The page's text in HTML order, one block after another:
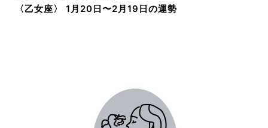
〈乙女座〉 1月20日〜2月19日の運勢